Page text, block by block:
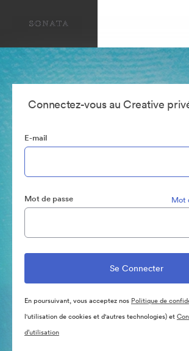
Connectez-vous au Creative
E-mail
Mot de passe Mot
En poursuivant, vous acceptez nos Politique de
l'utilisation de cookies et d'autres technologies) et
d’utilisation